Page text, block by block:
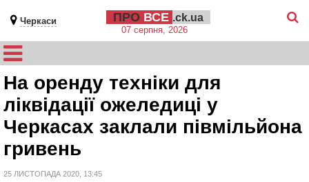
Черкаси ПРО ВСЕ .ck.ua
07 серпня, 2026
На оренду техніки для
ліквідації ожеледиці у
Черкасах заклали півмільйона
гривень
25 ЛИСТОПАДА 2020, 13:45